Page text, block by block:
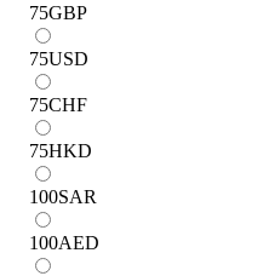
75GBP
75USD
75CHF
75HKD
100SAR
100AED